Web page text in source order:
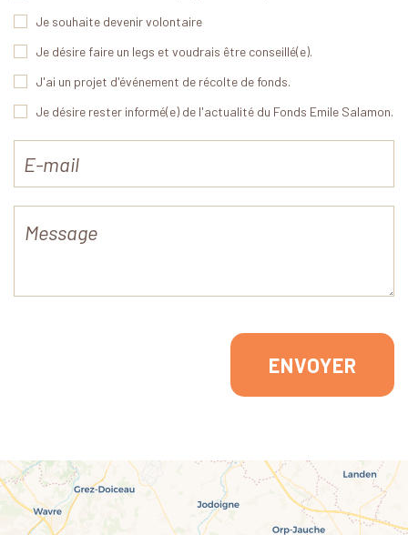
Je souhaite devenir volontaire
Je désire faire un legs et voudrais être conseillé(e).
J'ai un projet d'événement de récolte de fonds.
Je désire rester informé(e) de l'actualité du Fonds Emile Salamon.